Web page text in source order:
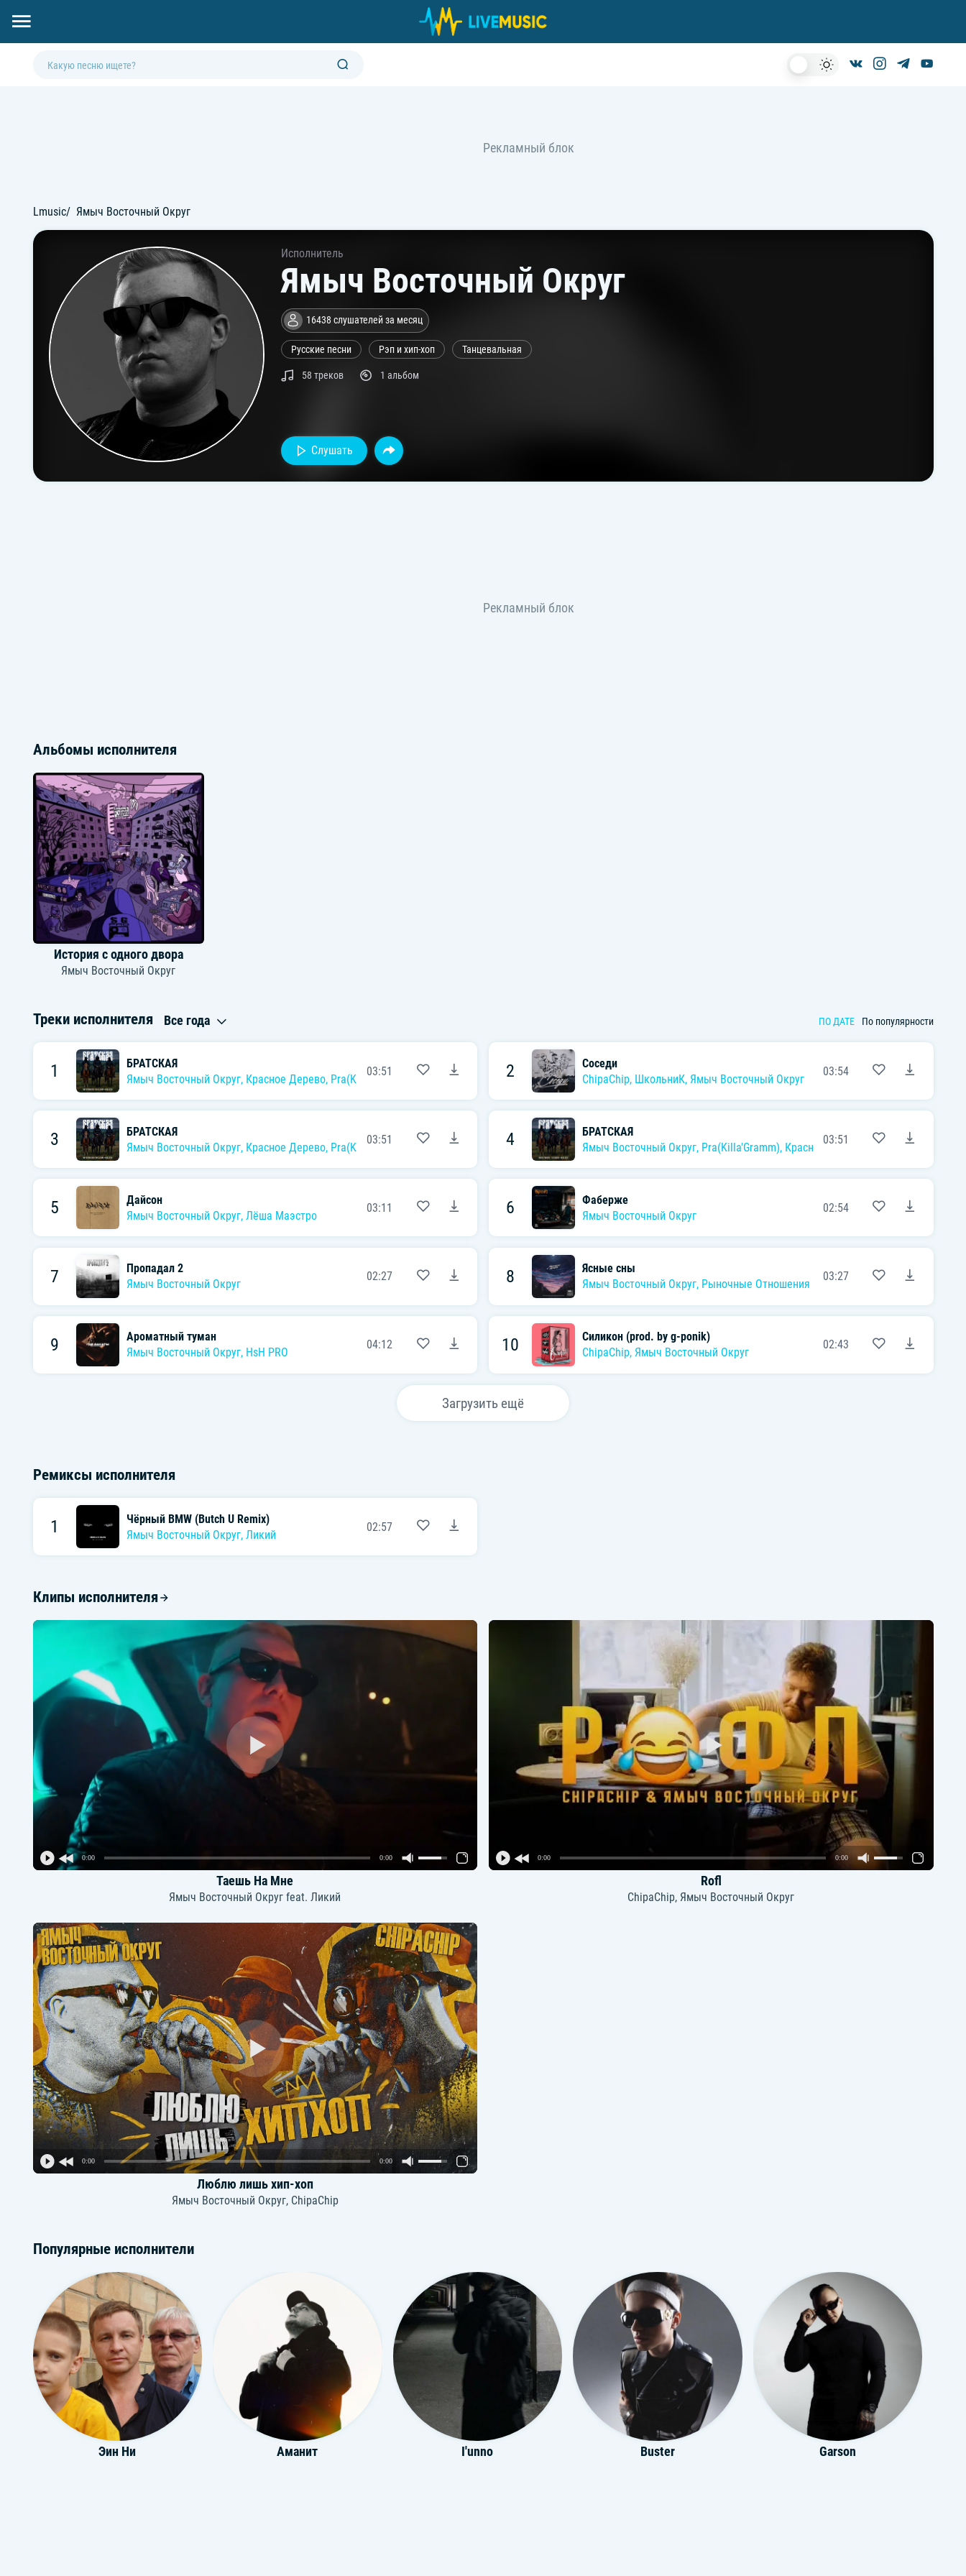
Lmusic Ямыч Восточный Округ
Исполнитель
Ямыч Восточный Округ
16438 слушателей за месяц
Русские песни Рэп и хип-хоп Танцевальная
58 треков 1 альбом
Слушать
Альбомы исполнителя
История с одного двора
Ямыч Восточный Округ
Треки исполнителя Все года ПО ДАТЕ По популярности
1
БРАТСКАЯ
Ямыч Восточный Округ, Красное Дерево, Pra(Killa'Gramm)
03:51 2
Соседи
ChipaChip, ШкольниК, Ямыч Восточный Округ
03:54
3
БРАТСКАЯ
Ямыч Восточный Округ, Красное Дерево, Pra(Killa'Gramm)
03:51 4
БРАТСКАЯ
Ямыч Восточный Округ, Pra(Killa'Gramm), Красное Дерево
03:51
5
Дайсон
Ямыч Восточный Округ, Лёша Маэстро
03:11 6
Фаберже
Ямыч Восточный Округ
02:54
7
Пропадал 2
Ямыч Восточный Округ
02:27 8
Ясные сны
Ямыч Восточный Округ, Рыночные Отношения
03:27
9
Ароматный туман
Ямыч Восточный Округ, HsH PRO
04:12 10
Силикон (prod. by g-ponik)
ChipaChip, Ямыч Восточный Округ
02:43
Загрузить ещё
Ремиксы исполнителя
1
Чёрный BMW (Butch U Remix)
Ямыч Восточный Округ, Ликий
02:57
Клипы исполнителя
0:00 0:00
Таешь На Мне
Ямыч Восточный Округ feat. Ликий
0:00 0:00
Rofl
ChipaChip, Ямыч Восточный Округ
0:00 0:00
Люблю лишь хип-хоп
Ямыч Восточный Округ, ChipaChip
Популярные исполнители
Эин Ни Аманит I'unno Buster Garson